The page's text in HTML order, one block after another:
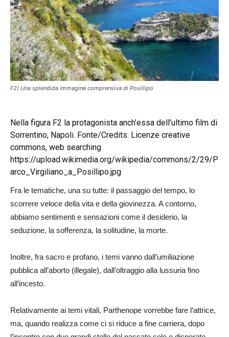
F2) Una splendida immagine comprensiva di Posillipo
Nella figura F2 la protagonista anch’essa dell’ultimo film di
Sorrentino, Napoli. Fonte/Credits: Licenze creative
commons, web searching
https://upload.wikimedia.org/wikipedia/commons/2/29/P
arco_Virgiliano_a_Posillipo.jpg
Fra le tematiche, una su tutte: il passaggio del tempo, lo
scorrere veloce della vita e della giovinezza. A contorno,
abbiamo sentimenti e sensazioni come il desiderio, la
seduzione, la sofferenza, la solitudine, la morte.
Inoltre, fra sacro e profano, i temi vanno dall’umiliazione
pubblica all’aborto (illegale), dall’oltraggio alla lussuria fino
all’incesto.
Relativamente ai temi vitali, Parthenope vorrebbe fare l’attrice,
ma, quando realizza come ci si riduce a fine carriera, dopo